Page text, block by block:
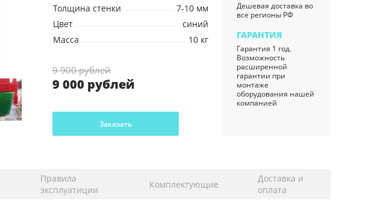
Толщина стенки
7-10 мм
Цвет
синий
Масса
10 кг
9 900 рублей
9 000 рублей
Заказать
Дешевая доставка во
все регионы РФ
ГАРАНТИЯ
Гарантия 1 год.
Возможность
расширенной
гарантии при
монтаже
оборудования нашей
компанией
Правила
эксплуатиции
Комплектующие
Доставка и
оплата